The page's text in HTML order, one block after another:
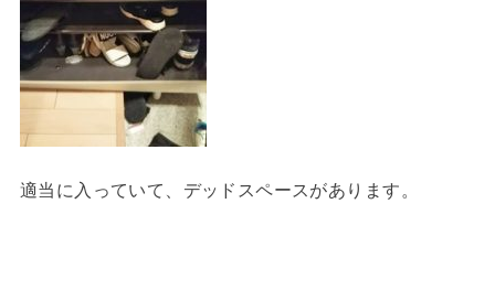
適当に入っていて、デッドスペースがあります。